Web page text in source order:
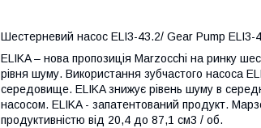
Шестерневий насос ELI3-43.2/ Gear Pump ELI3-
ELIKA – нова пропозиція Marzocchi на ринку
рівня шуму. Використання зубчастого насоса
середовище. ELIKA знижує рівень шуму в
насосом. ELIKA - запатентований продукт.
продуктивністю від 20,4 до 87,1 см3 / об.